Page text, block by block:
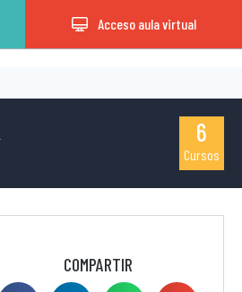
Acceso aula virtual
6
Cursos
COMPARTIR